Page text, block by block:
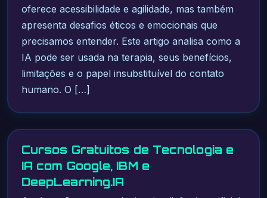
oferece acessibilidade e agilidade, mas também
apresenta desafios éticos e emocionais que
precisamos entender. Este artigo analisa como a
IA pode ser usada na terapia, seus benefícios,
limitações e o papel insubstituível do contato
humano. O […]
Cursos Gratuitos de Tecnologia e
IA com Google, IBM e
DeepLearning.IA